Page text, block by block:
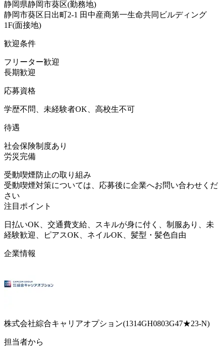
静岡県静岡市葵区(勤務地)
静岡市葵区日出町2-1 田中産商第一生命共同ビルディング
1F(面接地)
歓迎条件
フリーター歓迎
長期歓迎
応募資格
学歴不問、未経験者OK、高校生不可
待遇
社会保険制度あり
労災完備
受動喫煙防止の取り組み
受動喫煙対策については、応募後に企業へお問い合わせくだ
さい
注目ポイント
日払いOK、交通費支給、スキルが身に付く、制服あり、未
経験歓迎、ピアスOK、ネイルOK、髪型・髪色自由
企業情報
株式会社綜合キャリアオプション(1314GH0803G47★23-N)
担当者から